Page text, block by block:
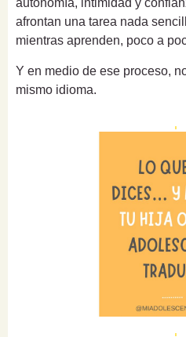
autonomía, intimidad y
afrontan una tarea nada
mientras aprenden, poco a
Y en medio de ese proceso,
mismo idioma.